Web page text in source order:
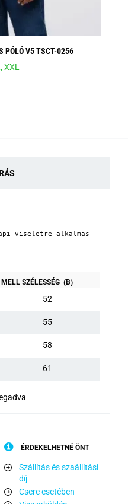
PÓLÓ V5 TSCT-0256
XXL
viseletre alkalmas
MELL SZÉLESSÉG (B)
52
55
58
61
ÉRDEKELHETNÉ ÖNT
Szállítás és szaállítási
díj
Csere esetében